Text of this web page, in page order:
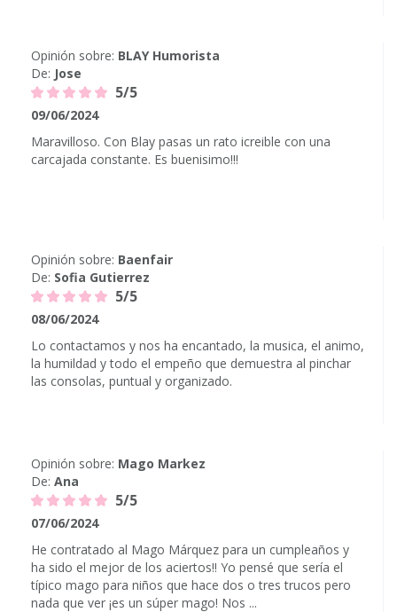
Opinión sobre: BLAY Humorista
De: Jose
5/5
09/06/2024
Maravilloso. Con Blay pasas un rato icreible con una
carcajada constante. Es buenisimo!!!
Opinión sobre: Baenfair
De: Sofia Gutierrez
5/5
08/06/2024
Lo contactamos y nos ha encantado, la musica, el animo,
la humildad y todo el empeño que demuestra al pinchar
las consolas, puntual y organizado.
Opinión sobre: Mago Markez
De: Ana
5/5
07/06/2024
He contratado al Mago Márquez para un cumpleaños y
ha sido el mejor de los aciertos!! Yo pensé que sería el
típico mago para niños que hace dos o tres trucos pero
nada que ver ¡es un súper mago! Nos ...